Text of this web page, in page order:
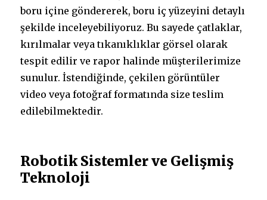
boru içine göndererek, boru iç yüzeyini detaylı
şekilde inceleyebiliyoruz. Bu sayede çatlaklar,
kırılmalar veya tıkanıklıklar görsel olarak
tespit edilir ve rapor halinde müşterilerimize
sunulur. İstendiğinde, çekilen görüntüler
video veya fotoğraf formatında size teslim
edilebilmektedir.
Robotik Sistemler ve Gelişmiş
Teknoloji